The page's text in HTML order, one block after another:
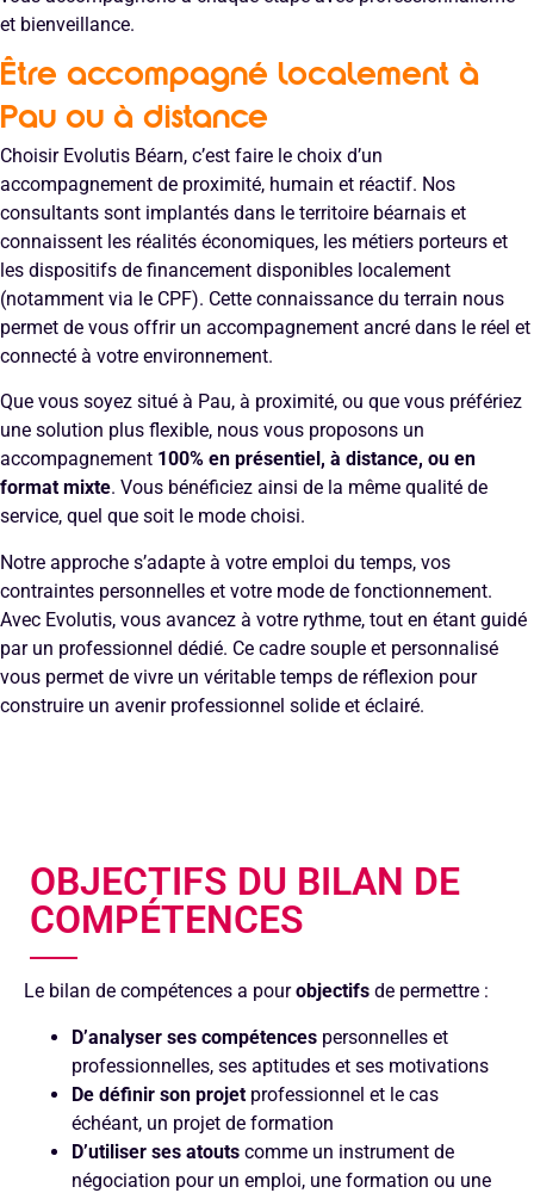
et bienveillance.
Être accompagné localement à
Pau ou à distance
Choisir Evolutis Béarn, c’est faire le choix d’un
accompagnement de proximité, humain et réactif. Nos
consultants sont implantés dans le territoire béarnais et
connaissent les réalités économiques, les métiers porteurs et
les dispositifs de financement disponibles localement
(notamment via le CPF). Cette connaissance du terrain nous
permet de vous offrir un accompagnement ancré dans le réel et
connecté à votre environnement.
Que vous soyez situé à Pau, à proximité, ou que vous préfériez
une solution plus flexible, nous vous proposons un
accompagnement 100% en présentiel, à distance, ou en
format mixte. Vous bénéficiez ainsi de la même qualité de
service, quel que soit le mode choisi.
Notre approche s’adapte à votre emploi du temps, vos
contraintes personnelles et votre mode de fonctionnement.
Avec Evolutis, vous avancez à votre rythme, tout en étant guidé
par un professionnel dédié. Ce cadre souple et personnalisé
vous permet de vivre un véritable temps de réflexion pour
construire un avenir professionnel solide et éclairé.
OBJECTIFS DU BILAN DE
COMPÉTENCES
Le bilan de compétences a pourobjectifs de permettre :
D’analyser ses compétences personnelles et
professionnelles, ses aptitudes et ses motivations
De définir son projet professionnel et le cas
échéant, un projet de formation
D’utiliser ses atouts comme un instrument de
négociation pour un emploi, une formation ou une